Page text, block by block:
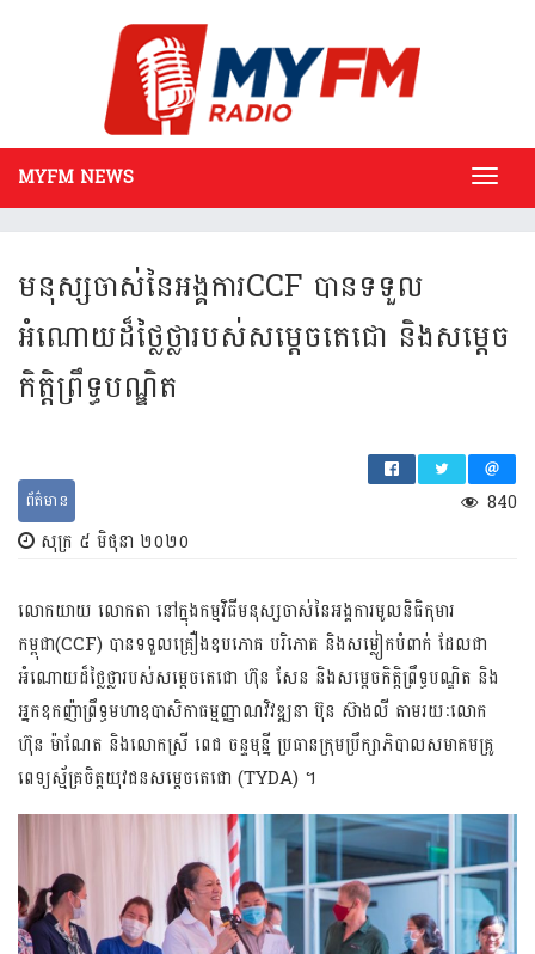
MYFM NEWS
មនុស្ស​ចាស់​នៃអ​ង្គការ​CCF បាន​ទទួល​
អំណោយ​ដ៏ថ្លៃថ្លា​របស់​សម្តេច​តេជោ​ និង​សម្តេច
កិត្តិព្រឹទ្ធ​បណ្ឌិត
840
ព័ត៌មាន
សុក្រ ៥ មិថុនា ២០២០
លោកយាយ លោកតា នៅក្នុងកម្មវិធីមនុស្សចាស់នៃអង្គការមូលនិធិកុមារ
កម្ពុជា(CCF) បានទទួលគ្រឿងឧបភោគ បរិភោគ និង​សម្លៀកបំពាក់ ដែលជា
អំណោយដ៏ថ្លៃថ្លា​របស់​សម្តេចតេជោ ហ៊ុន សែន និងសម្តេចកិត្តិព្រឹទ្ធបណ្ឌិត និង
អ្នក​ឧកញ៉ា​ព្រឹទ្ធ​មហា​ឧបាសិកាធម្មញ្ញាណវិវឌ្ឍនា ប៊ុន ស៊ាងលី តាមរយៈលោក
ហ៊ុន ម៉ាណែត និងលោកស្រី ពេជ ចន្ទមុន្នី ប្រធាន​ក្រុមប្រឹក្សា​ភិបាលសមាគមគ្រូ
ពេទ្យស្ម័គ្រចិត្តយុវជនសម្តេចតេជោ (TYDA) ។